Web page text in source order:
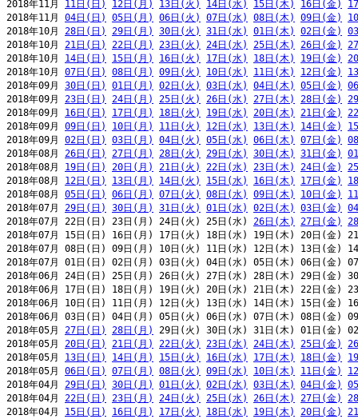
2018年11月 11日(日) 12日(月) 13日(火) 14日(水) 15日(木) 16日(金)
2018年11月 04日(日) 05日(月) 06日(火) 07日(水) 08日(木) 09日(金)
2018年10月 28日(日) 29日(月) 30日(火) 31日(水) 01日(木) 02日(金)
2018年10月 21日(日) 22日(月) 23日(火) 24日(水) 25日(木) 26日(金)
2018年10月 14日(日) 15日(月) 16日(火) 17日(水) 18日(木) 19日(金)
2018年10月 07日(日) 08日(月) 09日(火) 10日(水) 11日(木) 12日(金)
2018年09月 30日(日) 01日(月) 02日(火) 03日(水) 04日(木) 05日(金)
2018年09月 23日(日) 24日(月) 25日(火) 26日(水) 27日(木) 28日(金)
2018年09月 16日(日) 17日(月) 18日(火) 19日(水) 20日(木) 21日(金)
2018年09月 09日(日) 10日(月) 11日(火) 12日(水) 13日(木) 14日(金)
2018年09月 02日(日) 03日(月) 04日(火) 05日(水) 06日(木) 07日(金)
2018年08月 26日(日) 27日(月) 28日(火) 29日(水) 30日(木) 31日(金)
2018年08月 19日(日) 20日(月) 21日(火) 22日(水) 23日(木) 24日(金)
2018年08月 12日(日) 13日(月) 14日(火) 15日(水) 16日(木) 17日(金)
2018年08月 05日(日) 06日(月) 07日(火) 08日(水) 09日(木) 10日(金)
2018年07月 29日(日) 30日(月) 31日(火) 01日(水) 02日(木) 03日(金)
2018年07月 22日(日) 23日(月) 24日(火) 25日(水) 26日(木) 27日(金)
2018年07月 15日(日) 16日(月) 17日(火) 18日(水) 19日(木) 20日(金)
2018年07月 08日(日) 09日(月) 10日(火) 11日(水) 12日(木) 13日(金)
2018年07月 01日(日) 02日(月) 03日(火) 04日(水) 05日(木) 06日(金)
2018年06月 24日(日) 25日(月) 26日(火) 27日(水) 28日(木) 29日(金)
2018年06月 17日(日) 18日(月) 19日(火) 20日(水) 21日(木) 22日(金)
2018年06月 10日(日) 11日(月) 12日(火) 13日(水) 14日(木) 15日(金)
2018年06月 03日(日) 04日(月) 05日(火) 06日(水) 07日(木) 08日(金)
2018年05月 27日(日) 28日(月)
29日(火) 30日(水) 31日(木) 01日(金)
2018年05月 20日(日) 21日(月) 22日(火) 23日(水) 24日(木) 25日(金)
2018年05月 13日(日) 14日(月) 15日(火) 16日(水) 17日(木) 18日(金)
2018年05月 06日(日) 07日(月) 08日(火) 09日(水) 10日(木) 11日(金)
2018年04月 29日(日) 30日(月) 01日(火) 02日(水) 03日(木) 04日(金)
2018年04月 22日(日) 23日(月) 24日(火) 25日(水) 26日(木) 27日(金)
2018年04月 15日(日) 16日(月) 17日(火) 18日(水) 19日(木) 20日(金)